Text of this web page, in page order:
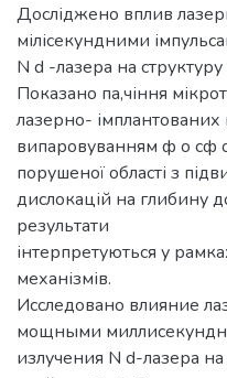
Досліджено вплив
мілісекундними
N d -лазера на структуру
Показано па,чіння
лазерно- імплантованих
випаровуванням ф о сф
порушеної області з
дислокацій на глибину
результати
інтерпретуються у
механізмів.
Исследовано влияние
мощными
излучения N d-лазера